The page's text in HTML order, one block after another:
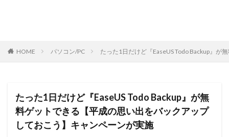
HOME パソコン/PC たった1日だけど『EaseUS Todo Backup』が
たった1日だけど『EaseUS Todo Backup』が無
料ゲットできる【平成の思い出をバックアップ
しておこう】キャンペーンが実施